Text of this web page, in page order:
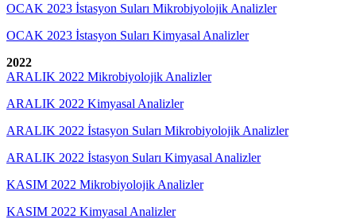
OCAK 2023 İstasyon Suları Mikrobiyolojik Analizler
OCAK 2023 İstasyon Suları Kimyasal Analizler
2022
ARALIK 2022 Mikrobiyolojik Analizler
ARALIK 2022 Kimyasal Analizler
ARALIK 2022 İstasyon Suları Mikrobiyolojik Analizler
ARALIK 2022 İstasyon Suları Kimyasal Analizler
KASIM 2022 Mikrobiyolojik Analizler
KASIM 2022 Kimyasal Analizler